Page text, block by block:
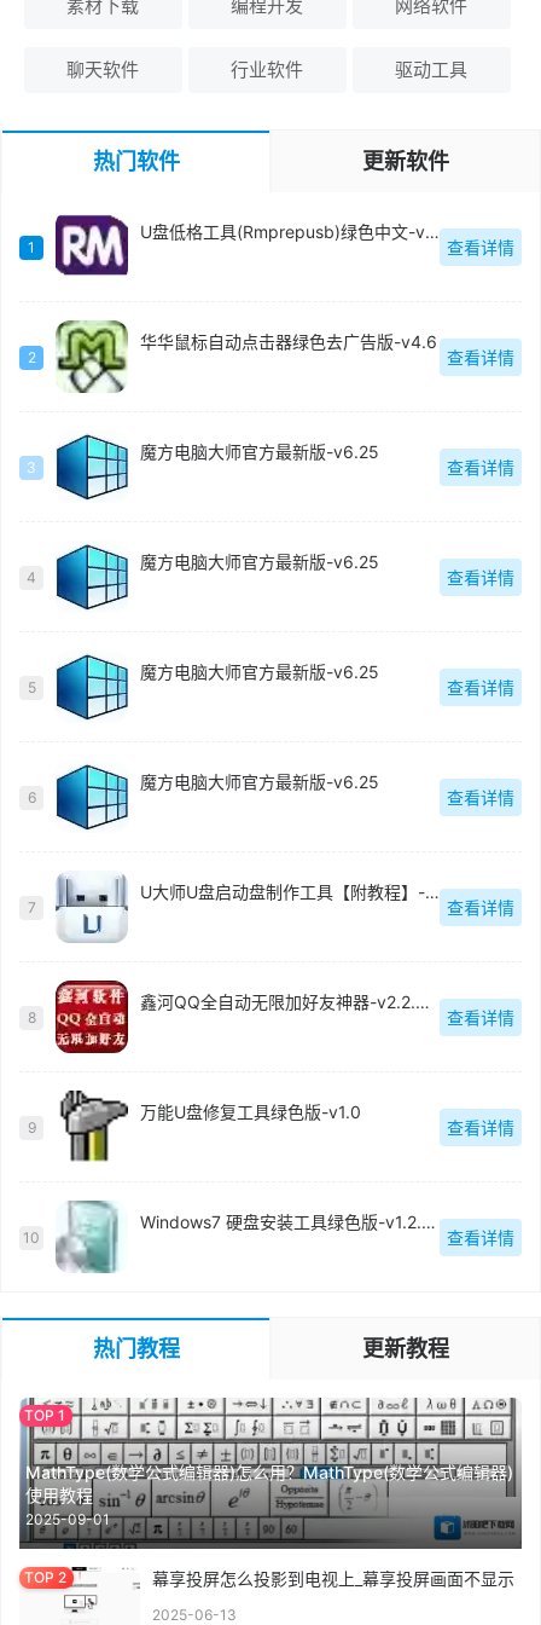
素材下载 编程开发 网络软件
聊天软件 行业软件 驱动工具
热门软件 更新软件
1
U盘低格工具(Rmprepusb)绿色中文-v2.1.744
查看详情
2
华华鼠标自动点击器绿色去广告版-v4.6
查看详情
3
魔方电脑大师官方最新版-v6.25
查看详情
4
魔方电脑大师官方最新版-v6.25
查看详情
5
魔方电脑大师官方最新版-v6.25
查看详情
6
魔方电脑大师官方最新版-v6.25
查看详情
7
U大师U盘启动盘制作工具【附教程】-v【】
查看详情
8
鑫河QQ全自动无限加好友神器-v2.2.3.6
查看详情
9
万能U盘修复工具绿色版-v1.0
查看详情
10
Windows7 硬盘安装工具绿色版-v1.2.0.62
查看详情
热门教程 更新教程
MathType(数学公式编辑器)怎么用？MathType(数学公式编辑器)
使用教程
2025-09-01
幕享投屏怎么投影到电视上_幕享投屏画面不显示
2025-06-13